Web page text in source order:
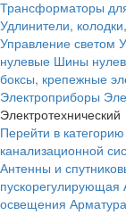
Трансформаторы
Удлинители,
Управление светом
нулевые Шины
боксы, крепежные
Электроприборы
Электротехнический
Перейти в категорию
канализационной
Антенны и
пускорегулирующая
освещения